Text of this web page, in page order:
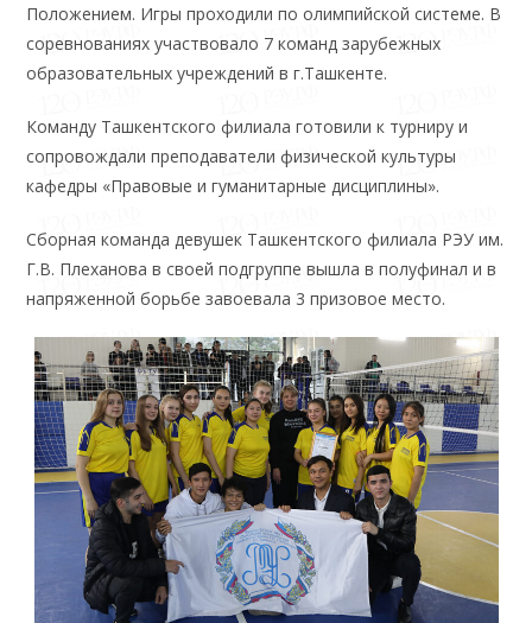
Положением. Игры проходили по олимпийской системе. В
соревнованиях участвовало 7 команд зарубежных
образовательных учреждений в г.Ташкенте.
Команду Ташкентского филиала готовили к турниру и
сопровождали преподаватели физической культуры
кафедры «Правовые и гуманитарные дисциплины».
Сборная команда девушек Ташкентского филиала РЭУ им.
Г.В. Плеханова в своей подгруппе вышла в полуфинал и в
напряженной борьбе завоевала 3 призовое место.